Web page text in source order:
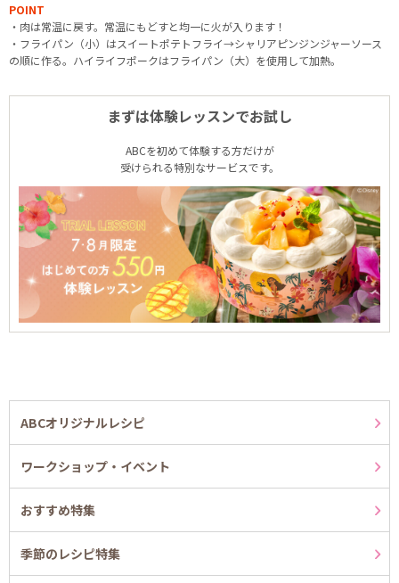
POINT
・肉は常温に戻す。常温にもどすと均一に火が入ります！
・フライパン（小）はスイートポテトフライ→シャリアピンジンジャーソース
の順に作る。ハイライフポークはフライパン（大）を使用して加熱。
まずは体験レッスンでお試し
ABCを初めて体験する方だけが
受けられる特別なサービスです。
ABCオリジナルレシピ
ワークショップ・イベント
おすすめ特集
季節のレシピ特集